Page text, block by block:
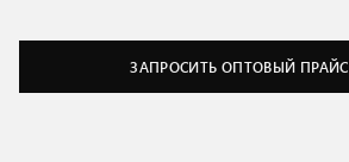
ЗАПРОСИТЬ ОПТОВЫЙ ПРАЙС